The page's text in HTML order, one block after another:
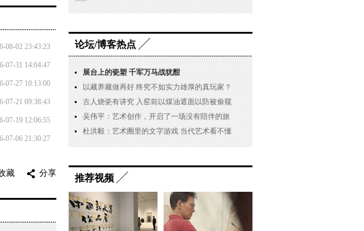
08-02 23:43:23
07-31 14:04:47
07-27 10:13:00
07-21 09:38:43
07-19 12:06:55
07-06 21:30:27
分享
藏
论坛/博客热点
展台上的瓷塑 千军万马战犹酣
以藏养藏做再好 终究不如实力雄厚的真玩家？
古人烧瓷有讲究 入窑前以煤油遮面以防被偷窥
吴伟平：艺术创作，开启了一场没有陪伴的旅
杜洪毅：艺术圈里的文字游戏 当代艺术看不懂
推荐视频